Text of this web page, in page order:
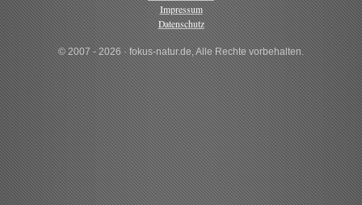
Impressum
Datenschutz
© 2007 - 2026 · fokus-natur.de, Alle Rechte vorbehalten.